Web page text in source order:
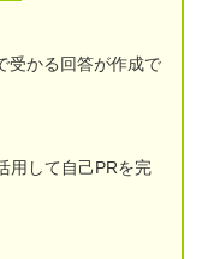
受かる回答が作成で
用して自己PRを完